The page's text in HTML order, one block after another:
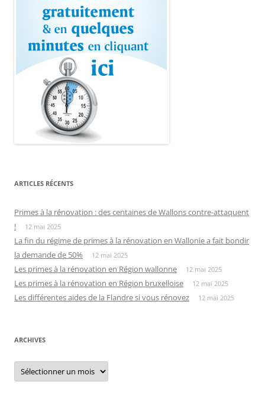
ARTICLES RÉCENTS
Primes à la rénovation : des centaines de Wallons contre-attaquent
!
12 mai 2025
La fin du régime de primes à la rénovation en Wallonie a fait bondir
la demande de 50%
12 mai 2025
Les primes à la rénovation en Région wallonne 12 mai 2025
Les primes à la rénovation en Région bruxelloise 12 mai 2025
Les différentes aides de la Flandre si vous rénovez 12 mai 2025
ARCHIVES
Archives